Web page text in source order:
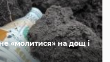
«молитися» на дощ і